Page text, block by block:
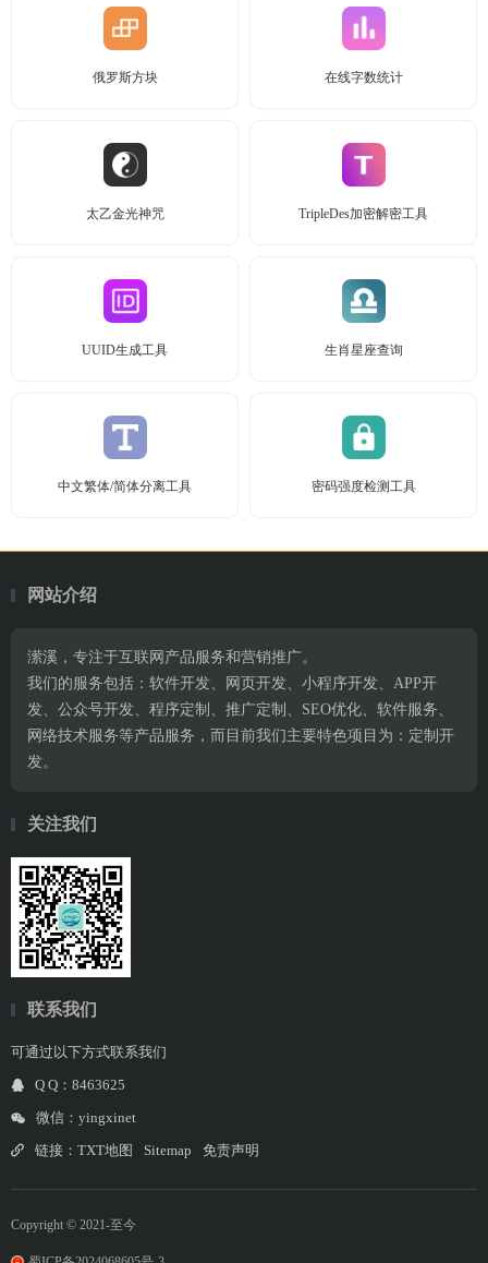
俄罗斯方块 在线字数统计
太乙金光神咒 TripleDes加密解密工具
UUID生成工具 生肖星座查询
中文繁体/简体分离工具 密码强度检测工具
网站介绍
潆溪，专注于互联网产品服务和营销推广。
我们的服务包括：软件开发、网页开发、小程序开发、APP开
发、公众号开发、程序定制、推广定制、SEO优化、软件服务、
网络技术服务等产品服务，而目前我们主要特色项目为：定制开
发。
关注我们
联系我们
可通过以下方式联系我们
Q Q：8463625
微信：yingxinet
链接： TXT地图 Sitemap 免责声明
Copyright © 2021-至今